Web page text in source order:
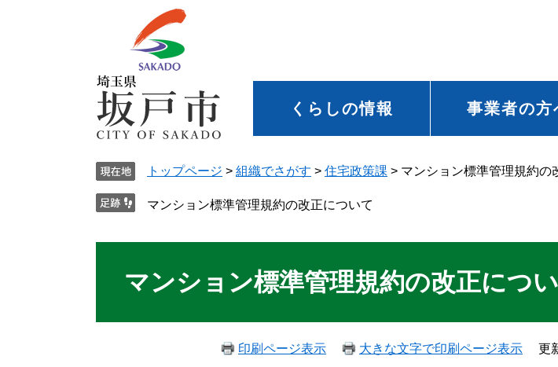
くらしの情報 事業者の方
トップページ > 組織でさがす > 住宅政策課 > マンション標準管理規約の
マンション標準管理規約の改正について
マンション標準管理規約の改正につ
印刷ページ表示 大きな文字で印刷ページ表示 更